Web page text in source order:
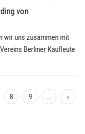
von
wir uns zusammen mit
Berliner Kaufleute
8 9 … ›